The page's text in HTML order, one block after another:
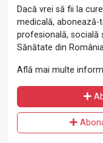
Dacă vrei să fii la
medicală, abonează-
profesională, socială
Sănătate din
Află mai multe